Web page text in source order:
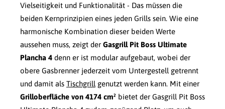
Vielseitigkeit und Funktionalität - Das müssen die
beiden Kernprinzipien eines jeden Grills sein. Wie eine
harmonische Kombination dieser beiden Werte
aussehen muss, zeigt der Gasgrill Pit Boss Ultimate
Plancha 4 denn er ist modular aufgebaut, wobei der
obere Gasbrenner jederzeit vom Untergestell getrennt
und damit als Tischgrill genutzt werden kann. Mit einer
Grilloberfläche von 4174 cm² bietet der Gasgrill Pit Boss